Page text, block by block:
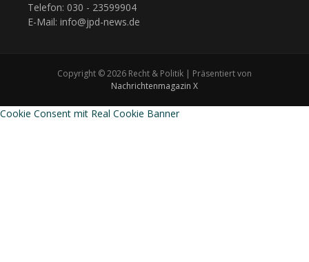
Telefon: 030 - 23599904
E-Mail: info@jpd-news.de
Copyright © 2026 Recht & Politik | Präsentiert von
Nachrichtenmagazin X
Cookie Consent mit Real Cookie Banner